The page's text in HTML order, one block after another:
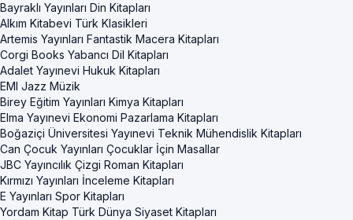
Bayraklı Yayınları Din Kitapları
Alkım Kitabevi Türk Klasikleri
Artemis Yayınları Fantastik Macera Kitapları
Corgi Books Yabancı Dil Kitapları
Adalet Yayınevi Hukuk Kitapları
EMI Jazz Müzik
Birey Eğitim Yayınları Kimya Kitapları
Elma Yayınevi Ekonomi Pazarlama Kitapları
Boğaziçi Üniversitesi Yayınevi Teknik Mühendislik Kitapları
Can Çocuk Yayınları Çocuklar İçin Masallar
JBC Yayıncılık Çizgi Roman Kitapları
Kırmızı Yayınları İnceleme Kitapları
E Yayınları Spor Kitapları
Yordam Kitap Türk Dünya Siyaset Kitapları